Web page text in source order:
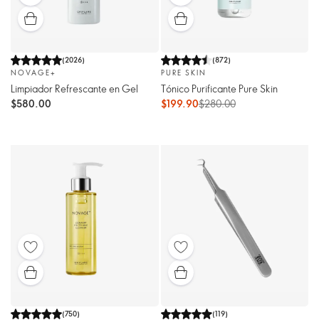
(2026)
NOVAGE+
Limpiador Refrescante en Gel
$580.00
(872)
PURE SKIN
Tónico Purificante Pure Skin
$199.90$280.00
(750)
(119)